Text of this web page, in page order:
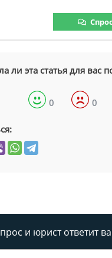
ли эта статья для вас
0 0
и юрист ответит